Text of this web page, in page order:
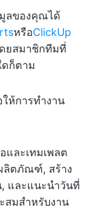
ลของคุณได้
หรือClickUp
ยสมาชิกทีมที่
ก็ตาม
ให้การทำงาน
และเทมเพลต
ลิตภัณฑ์, สร้าง
และแนะนำวันที่
สมสำหรับงาน